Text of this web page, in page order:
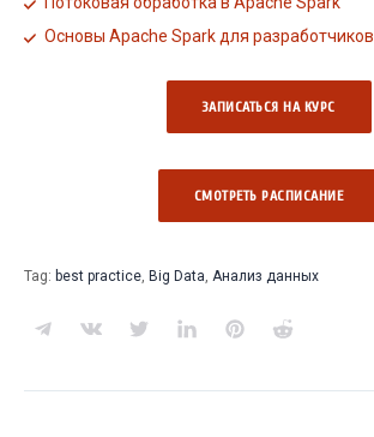
Основы Apache Spark для разработчиков
ЗАПИСАТЬСЯ НА КУРС
СМОТРЕТЬ РАCПИСАНИЕ
Tag: best practice, Big Data, Анализ данных